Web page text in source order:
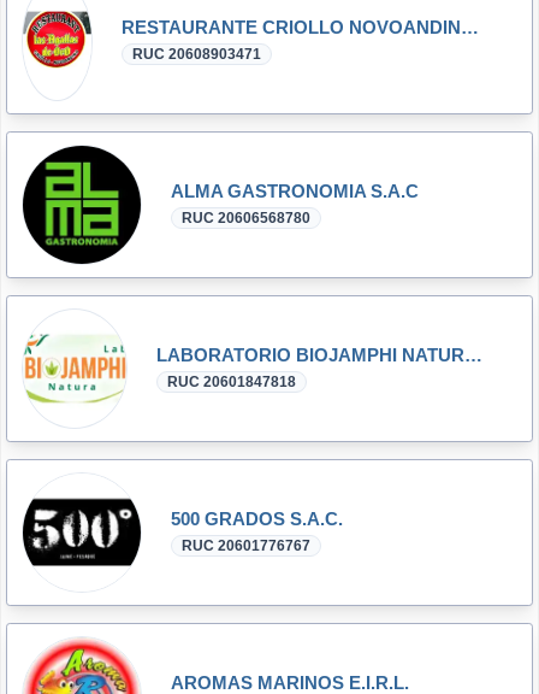
RESTAURANTE CRIOLLO NOVOANDINO LAS AGALLAS DE ORO E.I.R.L.
RUC 20608903471
ALMA GASTRONOMIA S.A.C
RUC 20606568780
LABORATORIO BIOJAMPHI NATURA S.A.C.
RUC 20601847818
500 GRADOS S.A.C.
RUC 20601776767
AROMAS MARINOS E.I.R.L.